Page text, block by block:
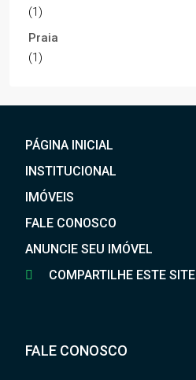
(1)
Praia
(1)
PÁGINA INICIAL
INSTITUCIONAL
IMÓVEIS
FALE CONOSCO
ANUNCIE SEU IMÓVEL
COMPARTILHE ESTE SITE
FALE CONOSCO